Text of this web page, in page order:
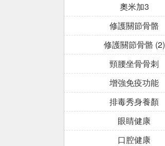
奧米加3
修護關節骨骼
修護關節骨骼 (2)
頸腰坐骨骨刺
增強免疫功能
排毒秀身養顏
眼睛健康
口腔健康